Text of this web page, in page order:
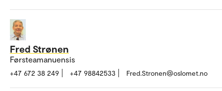
Fred Strønen
Førsteamanuensis
+47 672 38 249 +47 98842533 Fred.Stronen@oslomet.no